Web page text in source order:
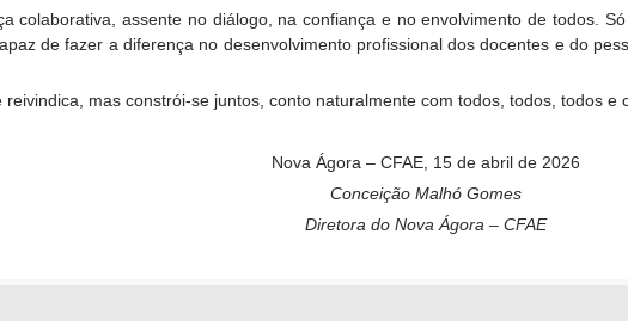
colaborativa, assente no diálogo, na confiança e no envolvimento de todos.
de fazer a diferença no desenvolvimento profissional dos docentes e do
reivindica, mas constrói-se juntos, conto naturalmente com todos, todos, todos e
Nova Ágora – CFAE, 15 de abril de 2026
Conceição Malhó Gomes
Diretora do Nova Ágora – CFAE